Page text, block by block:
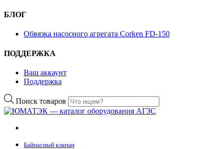
БЛОГ
Обвязка насосного агрегата Corken FD-150
ПОДДЕРЖКА
Ваш аккаунт
Поддержка
Поиск товаров
Байпасный клапан